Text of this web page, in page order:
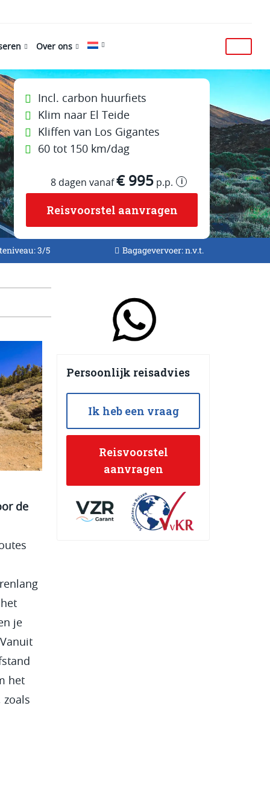
Over ons
Incl. carbon huurfiets
Klim naar El Teide
Kliffen van Los Gigantes
60 tot 150 km/dag
8 dagen vanaf€ 995 p.p. i
Reisvoorstel aanvragen
3/5 Bagagevervoer: n.v.t.
de
je
het
zoals
Persoonlijk reisadvies
Ik heb een vraag
Reisvoorstel
aanvragen